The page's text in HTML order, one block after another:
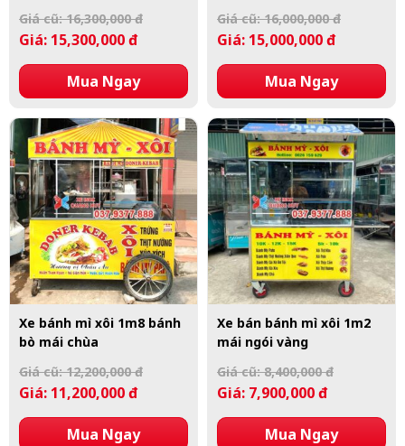
Giá cũ: 16,300,000 đ
Giá: 15,300,000 đ
Mua Ngay
Giá cũ: 16,000,000 đ
Giá: 15,000,000 đ
Mua Ngay
Xe bánh mì xôi 1m8 bánh
bò mái chùa
Giá cũ: 12,200,000 đ
Giá: 11,200,000 đ
Mua Ngay
Xe bán bánh mì xôi 1m2
mái ngói vàng
Giá cũ: 8,400,000 đ
Giá: 7,900,000 đ
Mua Ngay